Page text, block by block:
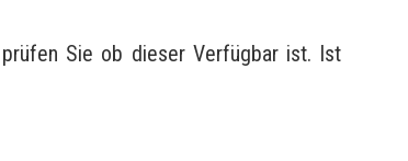
Sie ob dieser Verfügbar ist. Ist